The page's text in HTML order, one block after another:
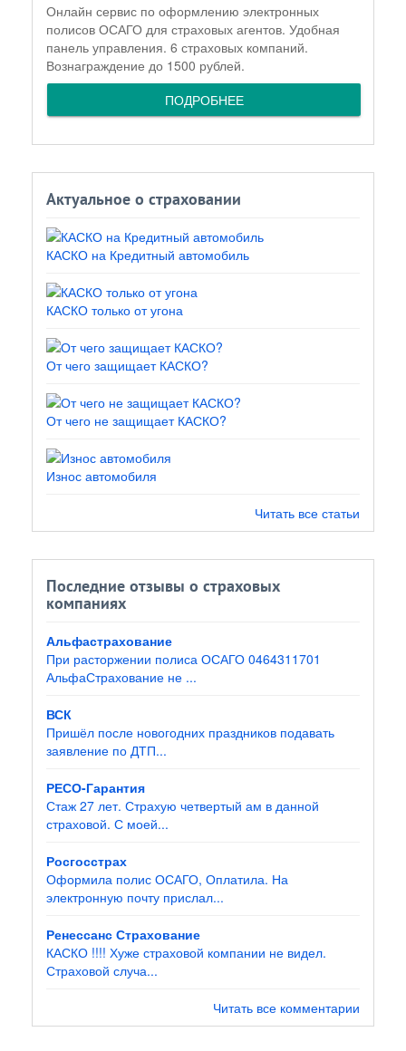
Онлайн сервис по оформлению электронных
полисов ОСАГО для страховых агентов. Удобная
панель управления. 6 страховых компаний.
Вознаграждение до 1500 рублей.
ПОДРОБНЕЕ
Актуальное о страховании
КАСКО на Кредитный автомобиль
КАСКО только от угона
От чего защищает КАСКО?
От чего не защищает КАСКО?
Износ автомобиля
Читать все статьи
Последние отзывы о страховых
компаниях
Альфастрахование
При расторжении полиса ОСАГО 0464311701
АльфаСтрахование не ...
ВСК
Пришёл после новогодних праздников подавать
заявление по ДТП...
РЕСО-Гарантия
Стаж 27 лет. Страхую четвертый ам в данной
страховой. С моей...
Росгосстрах
Оформила полис ОСАГО, Оплатила. На
электронную почту прислал...
Ренессанс Страхование
КАСКО !!!! Хуже страховой компании не видел.
Страховой случа...
Читать все комментарии